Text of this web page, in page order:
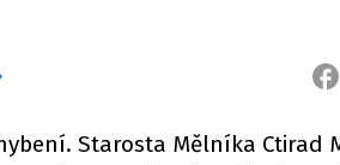
Starosta Mělníka Ctirad